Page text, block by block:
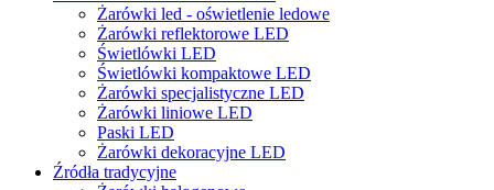
Żarówki led - oświetlenie ledowe
Żarówki reflektorowe LED
Świetlówki LED
Świetlówki kompaktowe LED
Żarówki specjalistyczne LED
Żarówki liniowe LED
Paski LED
Żarówki dekoracyjne LED
Źródła tradycyjne